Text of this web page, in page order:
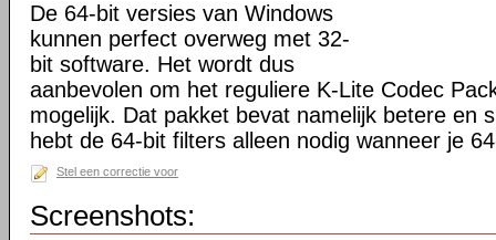
De 64-bit versies van Windows
kunnen perfect overweg met 32-
bit software. Het wordt dus
aanbevolen om het reguliere K-Lite Codec
mogelijk. Dat pakket bevat namelijk betere en
hebt de 64-bit filters alleen nodig wanneer je
Stel een correctie voor
Screenshots: